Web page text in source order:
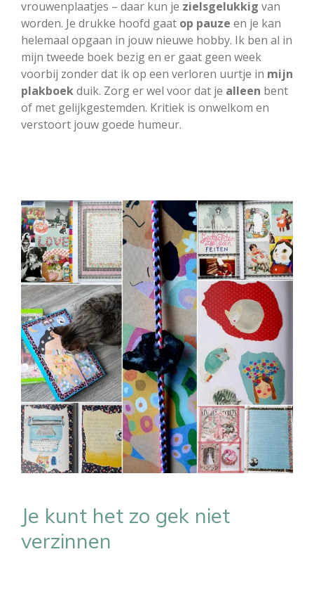
vrouwenplaatjes – daar kun je zielsgelukkig van
worden. Je drukke hoofd gaat op pauze en je kan
helemaal opgaan in jouw nieuwe hobby. Ik ben al in
mijn tweede boek bezig en er gaat geen week
voorbij zonder dat ik op een verloren uurtje in mijn
plakboekduik. Zorg er wel voor dat je alleen bent
of met gelijkgestemden. Kritiek is onwelkom en
verstoort jouw goede humeur.
Je kunt het zo gek niet
verzinnen